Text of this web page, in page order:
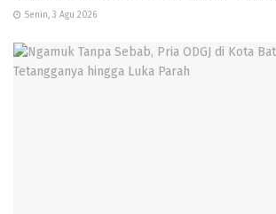
Senin, 3 Agu 2026